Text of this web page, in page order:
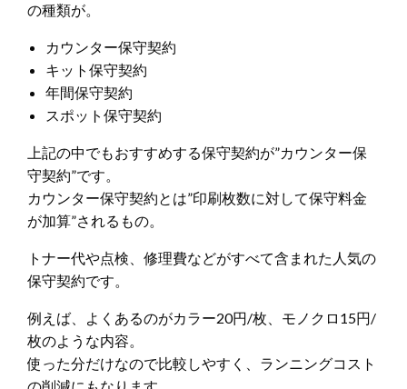
の種類が。
カウンター保守契約
キット保守契約
年間保守契約
スポット保守契約
上記の中でもおすすめする保守契約が”カウンター保
守契約”です。
カウンター保守契約とは”印刷枚数に対して保守料金
が加算”されるもの。
トナー代や点検、修理費などがすべて含まれた人気の
保守契約です。
例えば、よくあるのがカラー20円/枚、モノクロ15円/
枚のような内容。
使った分だけなので比較しやすく、ランニングコスト